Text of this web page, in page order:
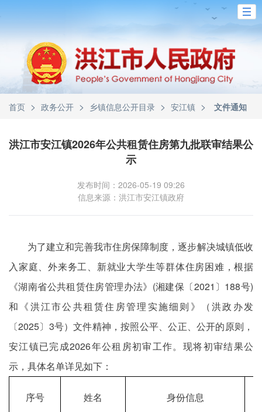
首页 > 政务公开 > 乡镇信息公开目录 > 安江镇 > 文件通知
洪江市安江镇2026年公共租赁住房第九批联审结果公
示
发布时间：2026-05-19 09:26
信息来源：洪江市安江镇政府
为了建立和完善我市住房保障制度，逐步解决城镇低收
入家庭、外来务工、新就业大学生等群体住房困难，根据
《湖南省公共租赁住房管理办法》(湘建保〔2021〕188号)
和《洪江市公共租赁住房管理实施细则》（洪政办发
〔2025〕3号）文件精神，按照公平、公正、公开的原则，
安江镇已完成2026年公租房初审工作。现将初审结果公
示，具体名单详见如下：
序号 姓名 身份信息